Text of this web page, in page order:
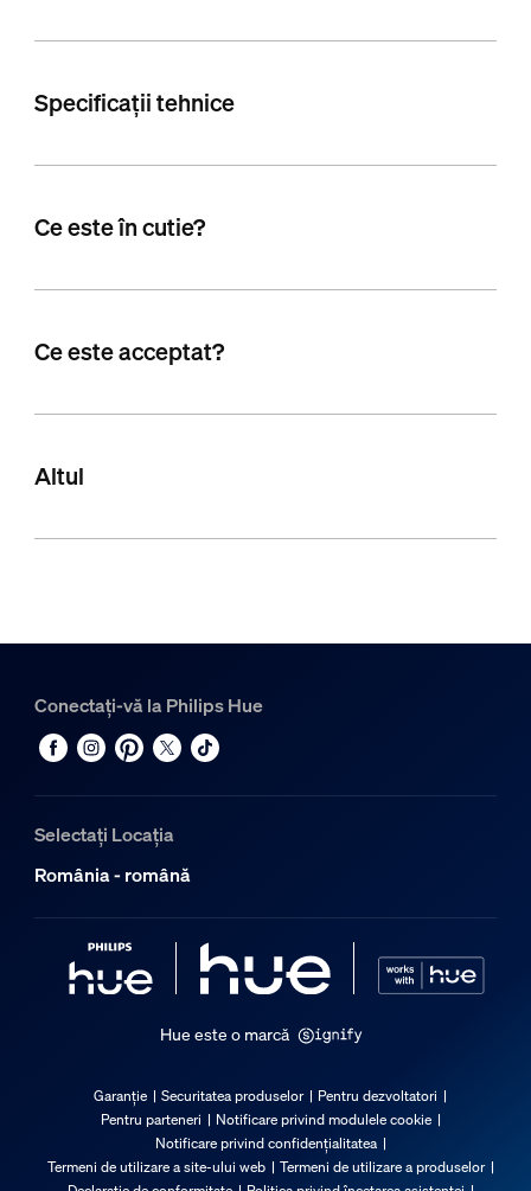
Specificații tehnice
Ce este în cutie?
Ce este acceptat?
Altul
Conectați-vă la Philips Hue
Selectați Locația
România - română
Hue este o marcă
Garanție Securitatea produselor
Pentru dezvoltatori
Pentru parteneri
Notificare privind modulele cookie
Notificare privind confidențialitatea
Termeni de utilizare a site-ului web
Termeni de utilizare a produselor